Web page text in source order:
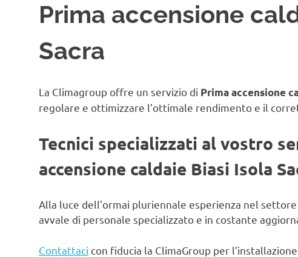
Prima accensione
Sacra
La Climagroup offre un servizio di Prima accensione
regolare e ottimizzare l’ottimale rendimento e il
Tecnici specializzati al vostro
accensione caldaie Biasi Isola
Alla luce dell’ormai pluriennale esperienza nel
avvale di personale specializzato e in costante
Contattaci con fiducia la ClimaGroup per